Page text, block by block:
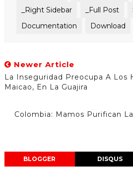
_Right Sidebar
_Full Post
Documentation
Download
Newer Article
La Inseguridad Preocupa A Los
Maicao, En La Guajira
Colombia: Mamos Purifican
BLOGGER DISQUS